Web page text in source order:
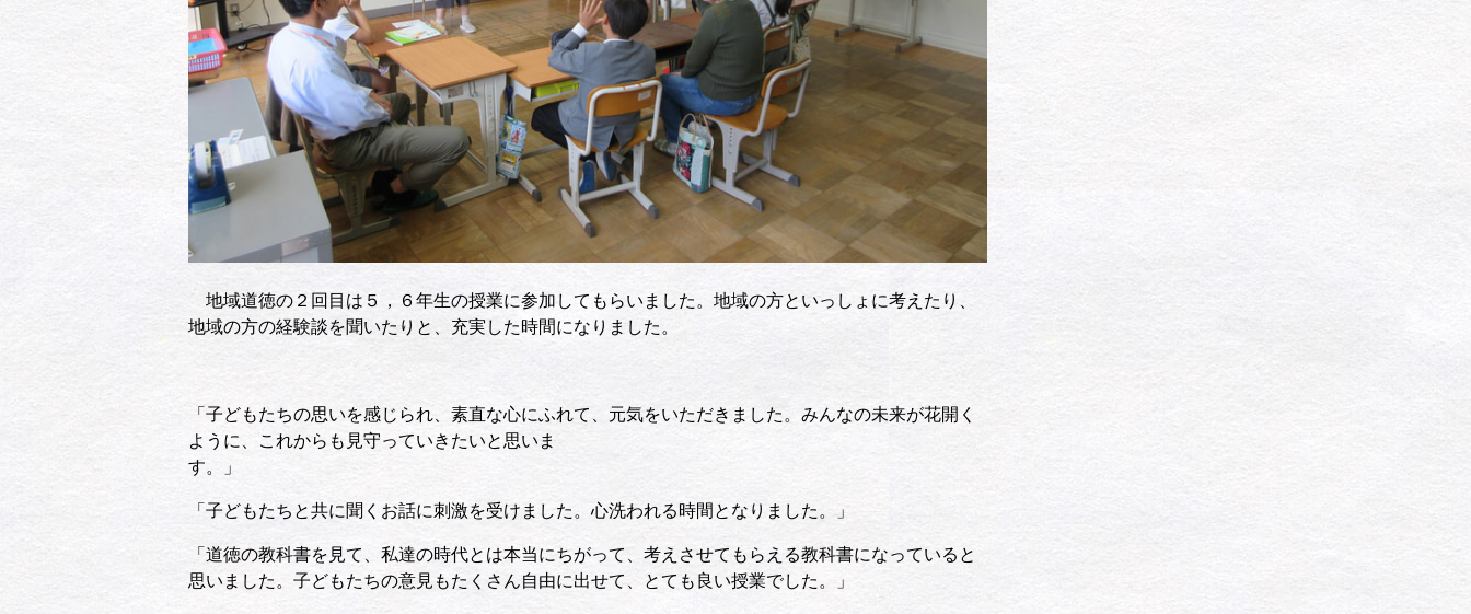
地域道徳の２回目は５，６年生の授業に参加してもらいました。地域の方といっしょに考えたり、
地域の方の経験談を聞いたりと、充実した時間になりました。
「子どもたちの思いを感じられ、素直な心にふれて、元気をいただきました。みんなの未来が花開く
ように、これからも見守っていきたいと思いま
す。」
「子どもたちと共に聞くお話に刺激を受けました。心洗われる時間となりました。」
「道徳の教科書を見て、私達の時代とは本当にちがって、考えさせてもらえる教科書になっていると
思いました。子どもたちの意見もたくさん自由に出せて、とても良い授業でした。」